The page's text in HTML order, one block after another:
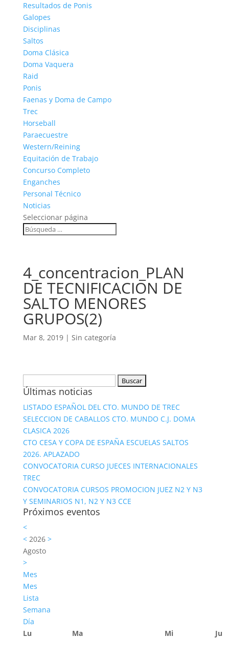
Resultados de Ponis
Galopes
Disciplinas
Saltos
Doma Clásica
Doma Vaquera
Raid
Ponis
Faenas y Doma de Campo
Trec
Horseball
Paraecuestre
Western/Reining
Equitación de Trabajo
Concurso Completo
Enganches
Personal Técnico
Noticias
Seleccionar página
4_concentracion_PLAN
DE TECNIFICACION DE
SALTO MENORES
GRUPOS(2)
Mar 8, 2019| Sin categoría
Últimas noticias
LISTADO ESPAÑOL DEL CTO. MUNDO DE TREC
SELECCION DE CABALLOS CTO. MUNDO C.J. DOMA
CLASICA 2026
CTO CESA Y COPA DE ESPAÑA ESCUELAS SALTOS
2026. APLAZADO
CONVOCATORIA CURSO JUECES INTERNACIONALES
TREC
CONVOCATORIA CURSOS PROMOCION JUEZ N2 Y N3
Y SEMINARIOS N1, N2 Y N3 CCE
Próximos eventos
<
<2026 >
Agosto
>
Mes
Mes
Lista
Semana
Día
Lu
Ma Mi Ju